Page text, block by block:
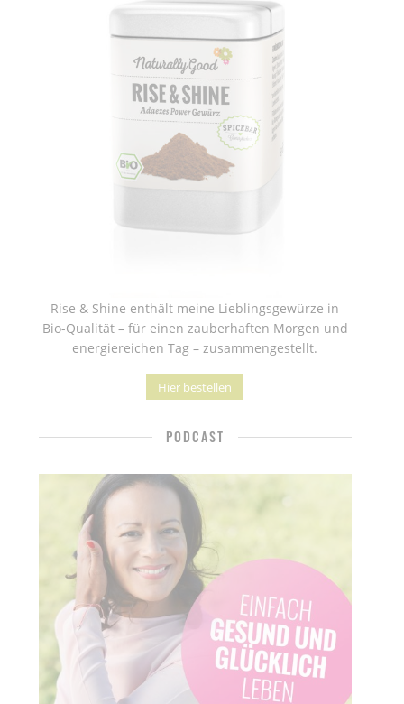
Rise & Shine enthält meine Lieblingsgewürze in
Bio-Qualität – für einen zauberhaften Morgen und
energiereichen Tag – zusammengestellt.
Hier bestellen
PODCAST